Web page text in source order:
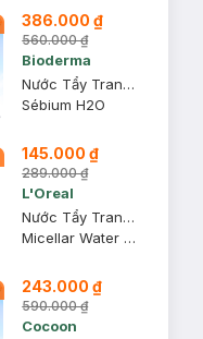
386.000 ₫
560.000 ₫
Bioderma
Nước Tẩy Trang Bioderma Dành Cho Da Dầu & Hỗn Hợp 500ml
Sébium H2O
145.000 ₫
289.000 ₫
L'Oreal
Nước Tẩy Trang L'Oreal Làm Sạch Sâu Trang Điểm 400ml
Micellar Water 3-in-1 Deep Cleansing Even For Sensitive Skin
243.000 ₫
590.000 ₫
Cocoon